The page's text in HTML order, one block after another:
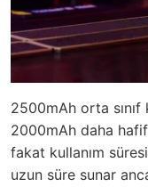
2500mAh orta sınıf
2000mAh daha
fakat kullanım
uzun süre sunar